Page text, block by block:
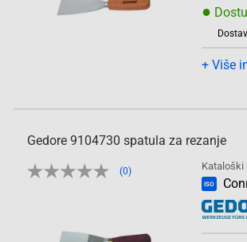
●
+ Više
Gedore 9104730 spatula za rezanje
(0) Kataloški
ISO